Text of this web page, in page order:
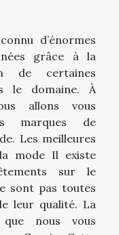
d’énormes
grâce à la
de certaines
le domaine. À
allons vous
marques de
Les meilleures
mode Il existe
sur le
sont pas toutes
leur qualité. La
nous vous